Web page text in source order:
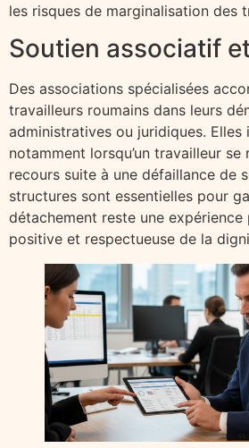
les risques de marginalisation des
Soutien associatif
Des associations spécialisées
travailleurs roumains dans leurs
administratives ou juridiques. Elles
notamment lorsqu’un travailleur se
recours suite à une défaillance de
structures sont essentielles pour
détachement reste une expérience
positive et respectueuse de la